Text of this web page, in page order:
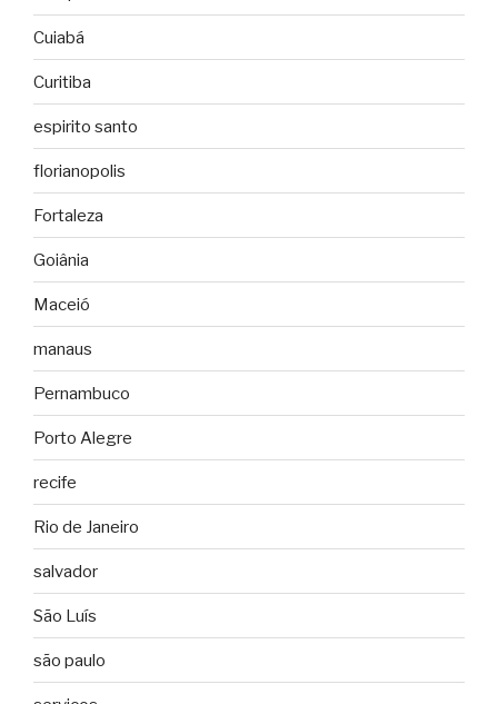
Cuiabá
Curitiba
espirito santo
florianopolis
Fortaleza
Goiânia
Maceió
manaus
Pernambuco
Porto Alegre
recife
Rio de Janeiro
salvador
São Luís
são paulo